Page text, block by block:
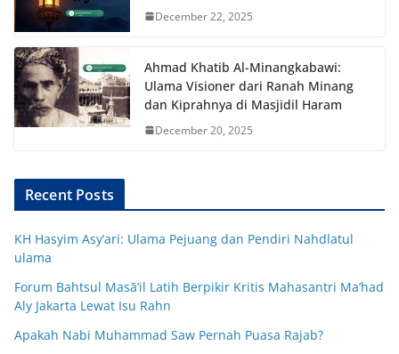
December 22, 2025
Ahmad Khatib Al-Minangkabawi:
Ulama Visioner dari Ranah Minang
dan Kiprahnya di Masjidil Haram
December 20, 2025
Recent Posts
KH Hasyim Asy’ari: Ulama Pejuang dan Pendiri Nahdlatul
ulama
Forum Bahtsul Masā’il Latih Berpikir Kritis Mahasantri Ma’had
Aly Jakarta Lewat Isu Rahn
Apakah Nabi Muhammad Saw Pernah Puasa Rajab?